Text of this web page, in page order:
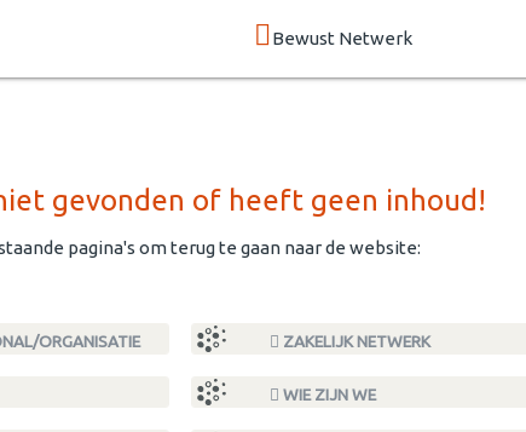
Bewust Netwerk
gevonden of heeft geen inhoud!
pagina's om terug te gaan naar de website:
ORGANISATIE ZAKELIJK NETWERK
WIE ZIJN WE